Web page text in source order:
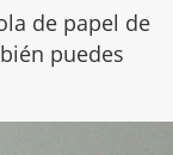
de papel de
puedes